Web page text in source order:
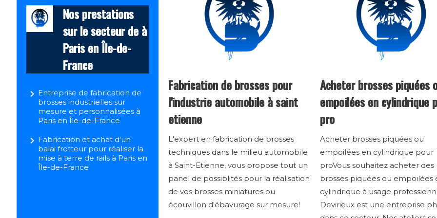
Nos prestations
sur le secteur de à
Paris en Île-de-
France
navigate_next Entreprise de fabrication de
brosses industrielles sur
mesure et personnalisées à
Paris en Île-de-France
navigate_next Fabrication et achat d'un
balai frotteur pour réaliser la
mise à terre de rails à Paris en
Île-de-France
Fabrication de brosses pour
l'industrie automobile à saint
etienne
L'expert en fabrication de brosses
techniques dans le milieu automobile
à Saint-Etienne, vous propose tout un
panel de possiblités pour la réalisation
de vos brosses miniatures ou
écouvillon d'ébavurage sur mesure!
Acheter brosses piquées
empoilées en cylindrique
pro
Acheter brosses piquées ou
empoilées en cylindrique pour
proVous souhaitez acheter des
brosses piquées ou empoilées
cylindrique à usage
Devirieux est une entreprise